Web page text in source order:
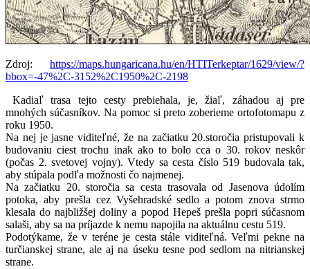
Zdroj: https://maps.hungaricana.hu/en/HTITerkeptar/1629/view/?
bbox=-47%2C-3152%2C1950%2C-2198
Kadiaľ trasa tejto cesty prebiehala, je, žiaľ, záhadou aj pre
mnohých súčasníkov. Na pomoc si preto zoberieme ortofotomapu z
roku 1950.
Na nej je jasne viditeľné, že na začiatku 20.storočia pristupovali k
budovaniu ciest trochu inak ako to bolo cca o 30. rokov neskôr
(počas 2. svetovej vojny). Vtedy sa cesta číslo 519 budovala tak,
aby stúpala podľa možnosti čo najmenej.
Na začiatku 20. storočia sa cesta trasovala od Jasenova údolím
potoka, aby prešla cez Vyšehradské sedlo a potom znova strmo
klesala do najbližšej doliny a popod Hepeš prešla popri súčasnom
salaši, aby sa na príjazde k nemu napojila na aktuálnu cestu 519.
Podotýkame, že v teréne je cesta stále viditeľná. Veľmi pekne na
turčianskej strane, ale aj na úseku tesne pod sedlom na nitrianskej
strane.